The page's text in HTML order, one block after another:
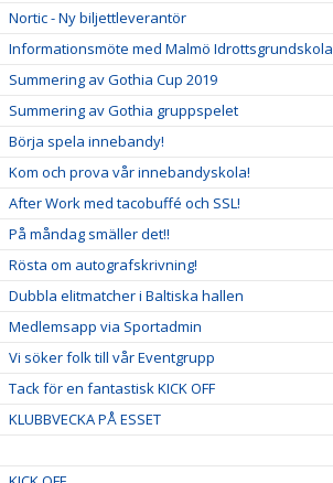
Nortic - Ny biljettleverantör
Informationsmöte med Malmö Idrottsgrundskola
Summering av Gothia Cup 2019
Summering av Gothia gruppspelet
Börja spela innebandy!
Kom och prova vår innebandyskola!
After Work med tacobuffé och SSL!
På måndag smäller det!!
Rösta om autografskrivning!
Dubbla elitmatcher i Baltiska hallen
Medlemsapp via Sportadmin
Vi söker folk till vår Eventgrupp
Tack för en fantastisk KICK OFF
KLUBBVECKA PÅ ESSET